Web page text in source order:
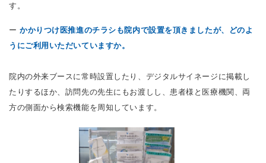
す。
ーかかりつけ医推進のチラシも院内で設置を頂きましたが、どのよ
うにご利用いただいていますか。
院内の外来ブースに常時設置したり、デジタルサイネージに掲載し
たりするほか、訪問先の先生にもお渡しし、患者様と医療機関、両
方の側面から検索機能を周知しています。